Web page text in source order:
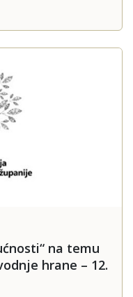
na temu
hrane – 12.